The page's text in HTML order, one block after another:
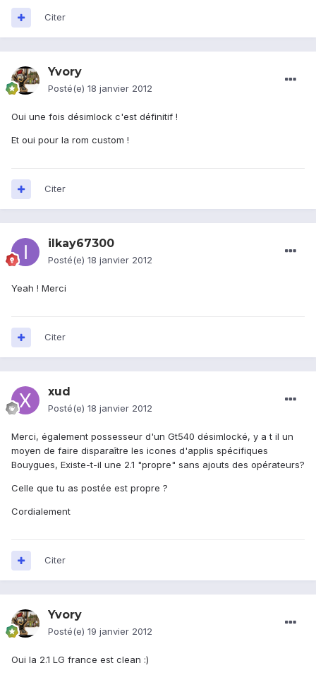
Citer
Yvory
Posté(e) 18 janvier 2012
Oui une fois désimlock c'est définitif !
Et oui pour la rom custom !
Citer
ilkay67300
Posté(e) 18 janvier 2012
Yeah ! Merci
Citer
xud
Posté(e) 18 janvier 2012
Merci, également possesseur d'un Gt540 désimlocké, y a t il un
moyen de faire disparaître les icones d'applis spécifiques
Bouygues, Existe-t-il une 2.1 "propre" sans ajouts des opérateurs?
Celle que tu as postée est propre ?
Cordialement
Citer
Yvory
Posté(e) 19 janvier 2012
Oui la 2.1 LG france est clean :)